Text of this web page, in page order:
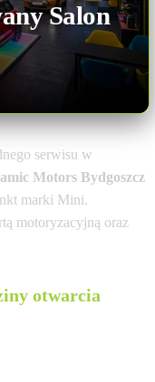
Salon
serwisu w
Motors Bydgoszcz
marki Mini.
motoryzacyjną oraz
otwarcia